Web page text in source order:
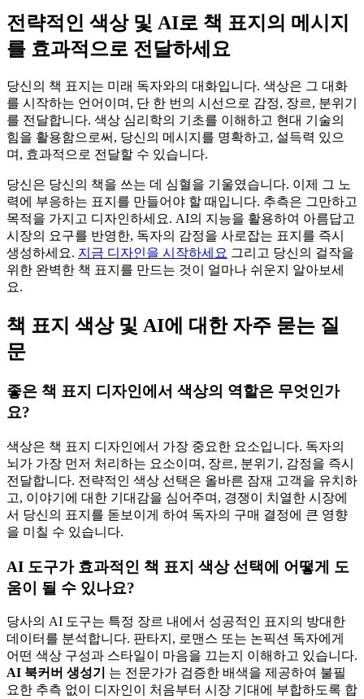
전략적인 색상 및 AI로 책 표지의 메시지
를 효과적으로 전달하세요
당신의 책 표지는 미래 독자와의 대화입니다. 색상은 그 대화
를 시작하는 언어이며, 단 한 번의 시선으로 감정, 장르, 분위기
를 전달합니다. 색상 심리학의 기초를 이해하고 현대 기술의
힘을 활용함으로써, 당신의 메시지를 명확하고, 설득력 있으
며, 효과적으로 전달할 수 있습니다.
당신은 당신의 책을 쓰는 데 심혈을 기울였습니다. 이제 그 노
력에 부응하는 표지를 만들어야 할 때입니다. 추측은 그만하고
목적을 가지고 디자인하세요. AI의 지능을 활용하여 아름답고
시장의 요구를 반영한, 독자의 감정을 사로잡는 표지를 즉시
생성하세요. 지금 디자인을 시작하세요 그리고 당신의 걸작을
위한 완벽한 책 표지를 만드는 것이 얼마나 쉬운지 알아보세
요.
책 표지 색상 및 AI에 대한 자주 묻는 질
문
좋은 책 표지 디자인에서 색상의 역할은 무엇인가
요?
색상은 책 표지 디자인에서 가장 중요한 요소입니다. 독자의
뇌가 가장 먼저 처리하는 요소이며, 장르, 분위기, 감정을 즉시
전달합니다. 전략적인 색상 선택은 올바른 잠재 고객을 유치하
고, 이야기에 대한 기대감을 심어주며, 경쟁이 치열한 시장에
서 당신의 표지를 돋보이게 하여 독자의 구매 결정에 큰 영향
을 미칠 수 있습니다.
AI 도구가 효과적인 책 표지 색상 선택에 어떻게 도
움이 될 수 있나요?
당사의 AI 도구는 특정 장르 내에서 성공적인 표지의 방대한
데이터를 분석합니다. 판타지, 로맨스 또는 논픽션 독자에게
어떤 색상 구성과 스타일이 마음을 끄는지 이해하고 있습니다.
AI 북커버 생성기
는 전문가가 검증한 배색을 제공하여 불필
요한 추측 없이 디자인이 처음부터 시장 기대에 부합하도록 합